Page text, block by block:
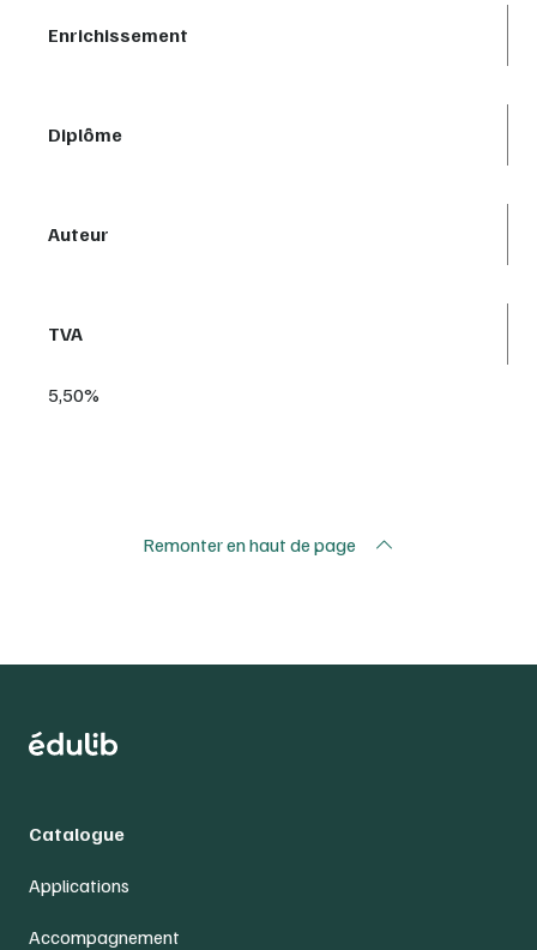
Enrichissement
Diplôme
Auteur
TVA
5,50%
Remonter en haut de page
Catalogue
Applications
Accompagnement